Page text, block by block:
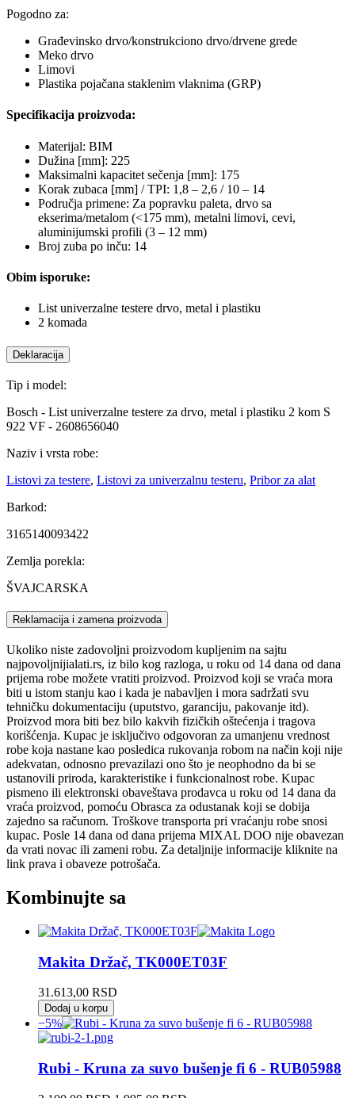
Pogodno za:
Građevinsko drvo/konstrukciono drvo/drvene grede
Meko drvo
Limovi
Plastika pojačana staklenim vlaknima (GRP)
Specifikacija proizvoda:
Materijal: BIM
Dužina [mm]: 225
Maksimalni kapacitet sečenja [mm]: 175
Korak zubaca [mm] / TPI: 1,8 – 2,6 / 10 – 14
Područja primene: Za popravku paleta, drvo sa
ekserima/metalom (<175 mm), metalni limovi, cevi,
aluminijumski profili (3 – 12 mm)
Broj zuba po inču: 14
Obim isporuke:
List univerzalne testere drvo, metal i plastiku
2 komada
Deklaracija
Tip i model:
Bosch - List univerzalne testere za drvo, metal i plastiku 2 kom S
922 VF - 2608656040
Naziv i vrsta robe:
Listovi za testere, Listovi za univerzalnu testeru, Pribor za alat
Barkod:
3165140093422
Zemlja porekla:
ŠVAJCARSKA
Reklamacija i zamena proizvoda
Ukoliko niste zadovoljni proizvodom kupljenim na sajtu
najpovoljnijialati.rs, iz bilo kog razloga, u roku od 14 dana od dana
prijema robe možete vratiti proizvod. Proizvod koji se vraća mora
biti u istom stanju kao i kada je nabavljen i mora sadržati svu
tehničku dokumentaciju (uputstvo, garanciju, pakovanje itd).
Proizvod mora biti bez bilo kakvih fizičkih oštećenja i tragova
korišćenja. Kupac je isključivo odgovoran za umanjenu vrednost
robe koja nastane kao posledica rukovanja robom na način koji nije
adekvatan, odnosno prevazilazi ono što je neophodno da bi se
ustanovili priroda, karakteristike i funkcionalnost robe. Kupac
pismeno ili elektronski obaveštava prodavca u roku od 14 dana da
vraća proizvod, pomoću Obrasca za odustanak koji se dobija
zajedno sa računom. Troškove transporta pri vraćanju robe snosi
kupac. Posle 14 dana od dana prijema MIXAL DOO nije obavezan
da vrati novac ili zameni robu. Za detaljnije informacije kliknite na
link prava i obaveze potrošača.
Kombinujte sa
Makita Držač, TK000ET03F
31.613,00 RSD
Dodaj u korpu
−5%
Rubi - Kruna za suvo bušenje fi 6 - RUB05988